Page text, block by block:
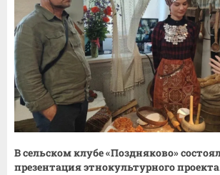
В сельском клубе «Поздняково»
презентация этнокультурного